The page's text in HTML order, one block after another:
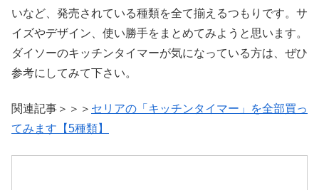
いなど、発売されている種類を全て揃えるつもりです。サ
イズやデザイン、使い勝手をまとめてみようと思います。
ダイソーのキッチンタイマーが気になっている方は、ぜひ
参考にしてみて下さい。
関連記事＞＞＞ セリアの「キッチンタイマー」を全部買っ
てみます【5種類】